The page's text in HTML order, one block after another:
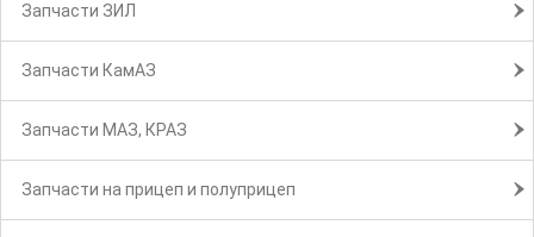
Запчасти ЗИЛ
Запчасти КамАЗ
Запчасти МАЗ, КРАЗ
Запчасти на прицеп и полуприцеп